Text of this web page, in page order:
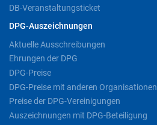
DB-Veranstaltungsticket
DPG-Auszeichnungen
Aktuelle Ausschreibungen
Ehrungen der DPG
DPG-Preise
DPG-Preise mit anderen Organisationen
Preise der DPG-Vereinigungen
Auszeichnungen mit DPG-Beteiligung